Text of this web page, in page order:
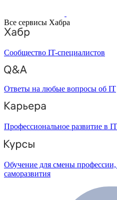
Все сервисы Хабра
Сообщество IT-специалистов
Ответы на любые вопросы об IT
Профессиональное развитие в IT
Обучение для смены профессии,
саморазвития